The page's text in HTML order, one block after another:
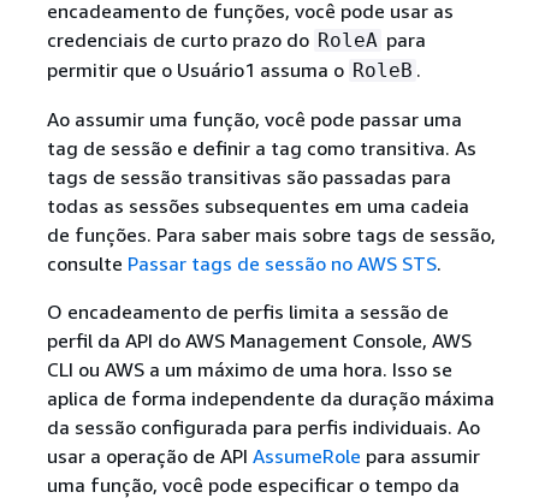
encadeamento de funções, você pode usar as
credenciais de curto prazo do RoleA para
permitir que o Usuário1 assuma o RoleB .
Ao assumir uma função, você pode passar uma
tag de sessão e definir a tag como transitiva. As
tags de sessão transitivas são passadas para
todas as sessões subsequentes em uma cadeia
de funções. Para saber mais sobre tags de sessão,
consulte Passar tags de sessão no AWS STS.
O encadeamento de perfis limita a sessão de
perfil da API do AWS Management Console, AWS
CLI ou AWS a um máximo de uma hora. Isso se
aplica de forma independente da duração máxima
da sessão configurada para perfis individuais. Ao
usar a operação de API AssumeRole para assumir
uma função, você pode especificar o tempo da